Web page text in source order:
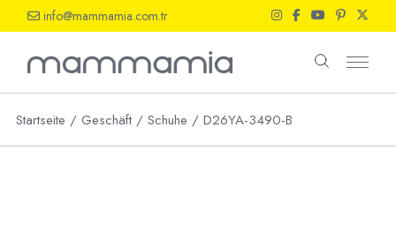
the
info@mammamia.com.tr
Startseite Geschäft Schuhe D26YA-3490-B